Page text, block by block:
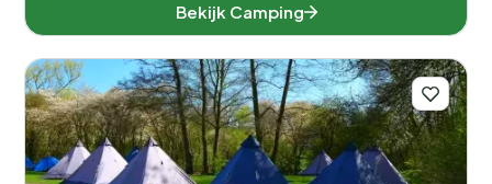
Bekijk Camping